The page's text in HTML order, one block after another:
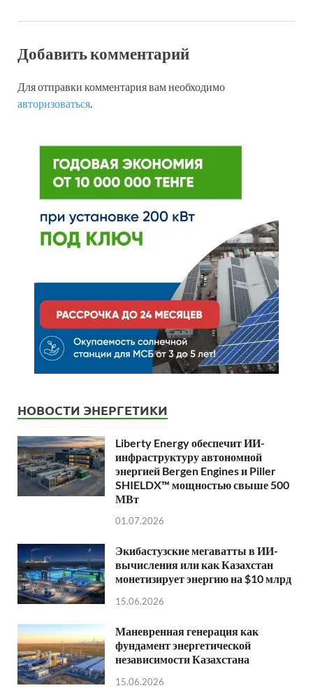
Добавить комментарий
Для отправки комментария вам необходимо
авторизоваться
НОВОСТИ ЭНЕРГЕТИКИ
Liberty Energy обеспечит ИИ-
инфраструктуру автономной
энергией Bergen Engines и Piller
SHIELDX™ мощностью свыше 500
МВт
01.07.2026
Экибастузские мегаватты в ИИ-
вычисления или как Казахстан
монетизирует энергию на $10 млрд
15.06.2026
Маневренная генерация как
фундамент энергетической
независимости Казахстана
15.06.2026